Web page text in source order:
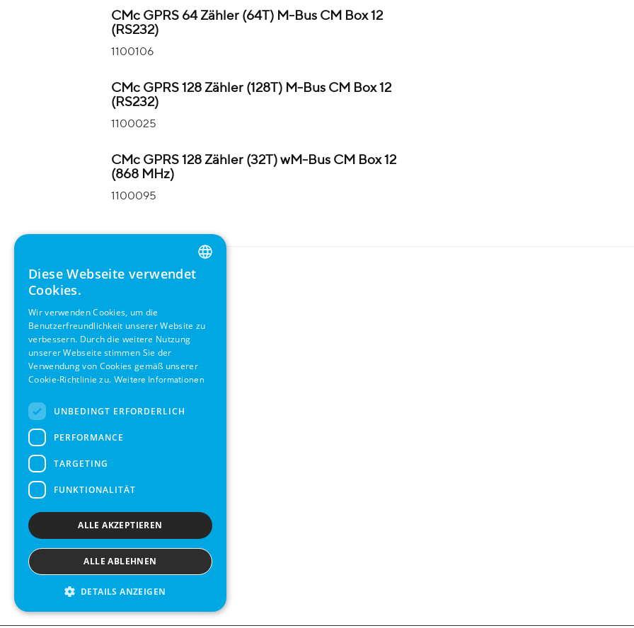
CMc GPRS 64 Zähler (64T) M-Bus CM Box 12
(RS232)
1100106
CMc GPRS 128 Zähler (128T) M-Bus CM Box 12
(RS232)
1100025
CMc GPRS 128 Zähler (32T) wM-Bus CM Box 12
(868 MHz)
1100095
ENGLISH
SWEDISH
Diese Webseite verwendet
Cookies.
Wir verwenden Cookies, um die
Benutzerfreundlichkeit unserer Website zu
verbessern. Durch die weitere Nutzung
unserer Webseite stimmen Sie der
Verwendung von Cookies gemäß unserer
Cookie-Richtlinie zu. Weitere Informationen
UNBEDINGT ERFORDERLICH
PERFORMANCE
TARGETING
FUNKTIONALITÄT
ALLE AKZEPTIEREN
ALLE ABLEHNEN
DETAILS ANZEIGEN